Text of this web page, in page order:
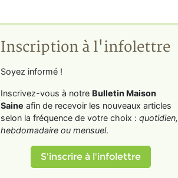
Inscription à l'infolettre
Soyez informé !
Inscrivez-vous à notre Bulletin Maison
Saine afin de recevoir les nouveaux articles
selon la fréquence de votre choix : quotidien,
hebdomadaire ou mensuel.
S'inscrire à l'infolettre